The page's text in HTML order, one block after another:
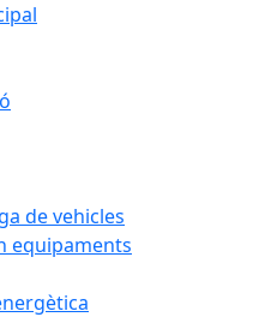
de vehicles
equipaments